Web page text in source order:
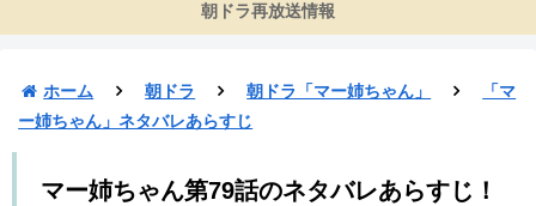
朝ドラ再放送情報
ホーム 朝ドラ 朝ドラ「マー姉ちゃん」
「マ
ー姉ちゃん」ネタバレあらすじ
マー姉ちゃん第79話のネタバレあらすじ！